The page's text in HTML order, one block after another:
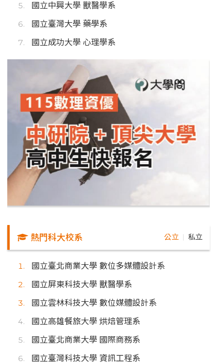
國立中興大學 獸醫學系
國立臺灣大學 藥學系
國立成功大學 心理學系
熱門科大校系 公立 私立
國立臺北商業大學 數位多媒體設計系
國立屏東科技大學 獸醫學系
國立雲林科技大學 數位媒體設計系
國立高雄餐旅大學 烘焙管理系
國立臺北商業大學 國際商務系
國立臺灣科技大學 資訊工程系